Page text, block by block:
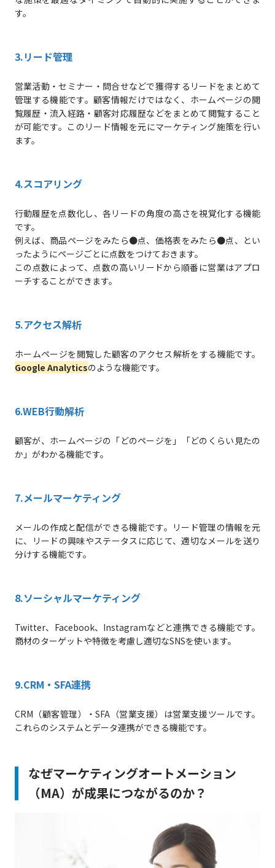
す。
3.リード管理
営業活動・セミナー・問合せなどで獲得するリードをまとめて
管理する機能です。顧客情報だけではなく、ホームページの閲
覧履歴・流入経路・顧客対応履歴などをまとめて閲覧すること
が可能です。このリード情報を元にマーケティング施策を行い
ます。
4.スコアリング
行動履歴を点数化し、各リードの角度の高さを視覚化する機能
です。
例えば、商品ページをみたら●点、価格表をみたら●点、とい
ったようにページごとに点数をつけておきます。
この点数によって、点数の高いリードから順番に営業はアプロ
ーチすることができます。
5.アクセス解析
ホームページを閲覧した顧客のアクセス解析をする機能です。
Google Analyticsのような機能です。
6.WEB行動解析
顧客が、ホームページの「どのページを」「どのくらい見たの
か」がわかる機能です。
7.メールマーケティング
メールの作成と配信ができる機能です。リード管理の情報を元
に、リードの興味やステータスに応じて、適切なメールを送り
分けする機能です。
8.ソーシャルマーケティング
Twitter、Facebook、Instagramなどと連携できる機能です。
商材のターゲットや特徴を考慮し適切なSNSを使います。
9.CRM・SFA連携
CRM（顧客管理）・SFA（営業支援）は営業支援ツールです。
これらのシステムとデータ連携ができる機能です。
なぜマーケティングオートメーション
（MA）が成果につながるのか？